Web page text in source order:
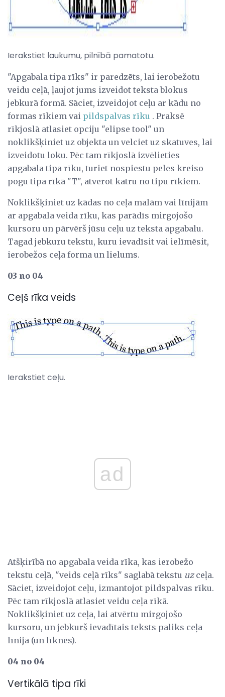
Ierakstiet laukumu, pilnībā pamatotu.
"Apgabala tipa rīks" ir paredzēts, lai ierobežotu
veidu ceļā, ļaujot jums izveidot teksta blokus
jebkurā formā. Sāciet, izveidojot ceļu ar kādu no
formas rīkiem vai pildspalvas rīku . Praksē
rīkjoslā atlasiet opciju "elipse tool" un
noklikšķiniet uz objekta un velciet uz skatuves, lai
izveidotu loku. Pēc tam rīkjoslā izvēlieties
apgabala tipa rīku, turiet nospiestu peles kreiso
pogu tipa rīkā "T", atverot katru no tipu rīkiem.
Noklikšķiniet uz kādas no ceļa malām vai līnijām
ar apgabala veida rīku, kas parādīs mirgojošo
kursoru un pārvērš jūsu ceļu uz teksta apgabalu.
Tagad jebkuru tekstu, kuru ievadīsit vai ielīmēsit,
ierobežos ceļa forma un lielums.
03 no 04
Ceļš rīka veids
Ierakstiet ceļu.
ad
Atšķirībā no apgabala veida rīka, kas ierobežo
tekstu ceļā, "veids ceļā rīks" saglabā tekstu uzceļa.
Sāciet, izveidojot ceļu, izmantojot pildspalvas rīku.
Pēc tam rīkjoslā atlasiet veidu ceļa rīkā.
Noklikšķiniet uz ceļa, lai atvērtu mirgojošo
kursoru, un jebkurš ievadītais teksts paliks ceļa
līnijā (un līknēs).
04 no 04
Vertikālā tipa rīki